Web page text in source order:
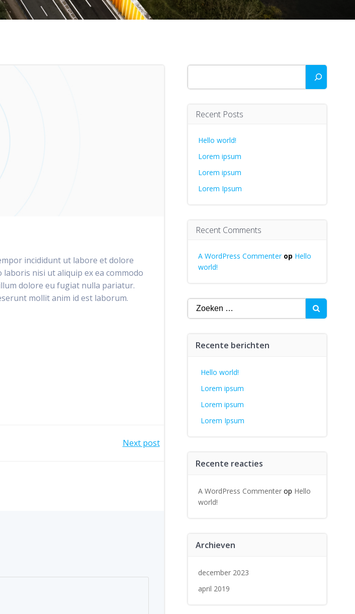
incididunt ut labore et dolore
nisi ut aliquip ex ea commodo
dolore eu fugiat nulla pariatur.
mollit anim id est laborum.
Next post
Zoeken
Recent Posts
Hello world!
Lorem ipsum
Lorem ipsum
Lorem Ipsum
Recent Comments
A WordPress Commenterop Hello
world!
Zoeken
naar:
Recente berichten
Hello world!
Lorem ipsum
Lorem ipsum
Lorem Ipsum
Recente reacties
A WordPress Commenterop Hello
world!
Archieven
december 2023
april 2019